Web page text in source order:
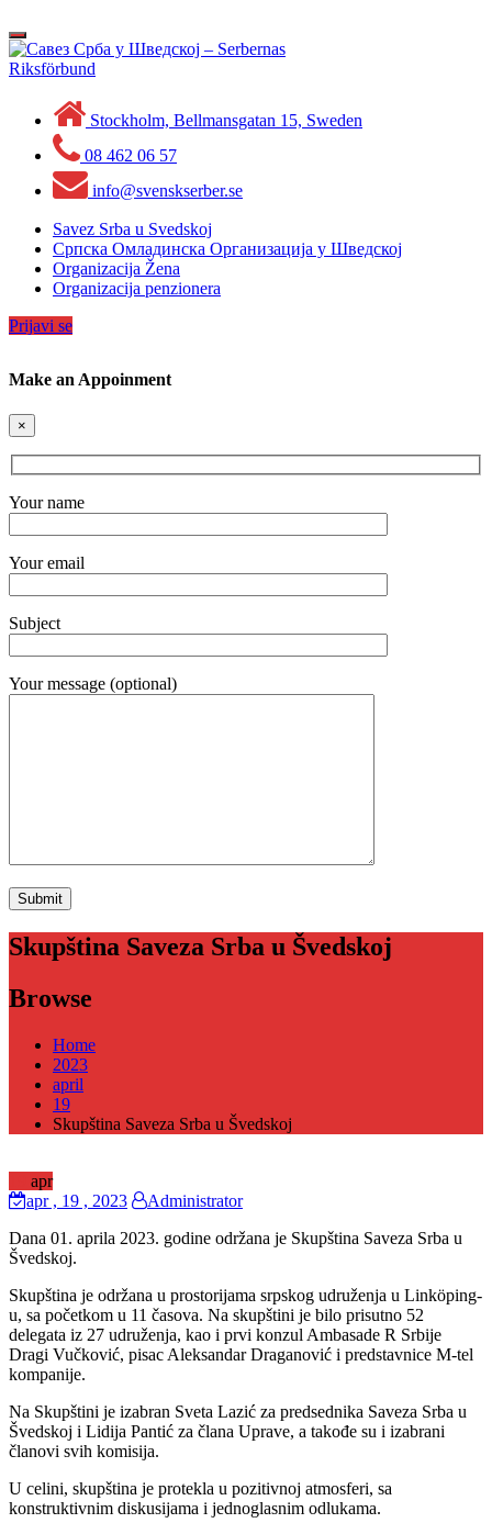
to
content
Toggle
navigation
Stockholm, Bellmansgatan 15, Sweden
08 462 06 57
info@svenskserber.se
Savez Srba u Svedskoj
Српска Омладинска Организација у Шведској
Organizacija Žena
Organizacija penzionera
Prijavi se
Make an Appoinment
×
Your name
Your email
Subject
Your message (optional)
Skupština Saveza Srba u Švedskoj
Browse
Home
2023
april
19
Skupština Saveza Srba u Švedskoj
apr
apr, 19 , 2023
Administrator
Dana 01. aprila 2023. godine održana je Skupština Saveza Srba u
Švedskoj.
Skupština je održana u prostorijama srpskog udruženja u Linköping-
u, sa početkom u 11 časova. Na skupštini je bilo prisutno 52
delegata iz 27 udruženja, kao i prvi konzul Ambasade R Srbije
Dragi Vučković, pisac Aleksandar Draganović i predstavnice M-tel
kompanije.
Na Skupštini je izabran Sveta Lazić za predsednika Saveza Srba u
Švedskoj i Lidija Pantić za člana Uprave, a takođe su i izabrani
članovi svih komisija.
U celini, skupština je protekla u pozitivnoj atmosferi, sa
konstruktivnim diskusijama i jednoglasnim odlukama.